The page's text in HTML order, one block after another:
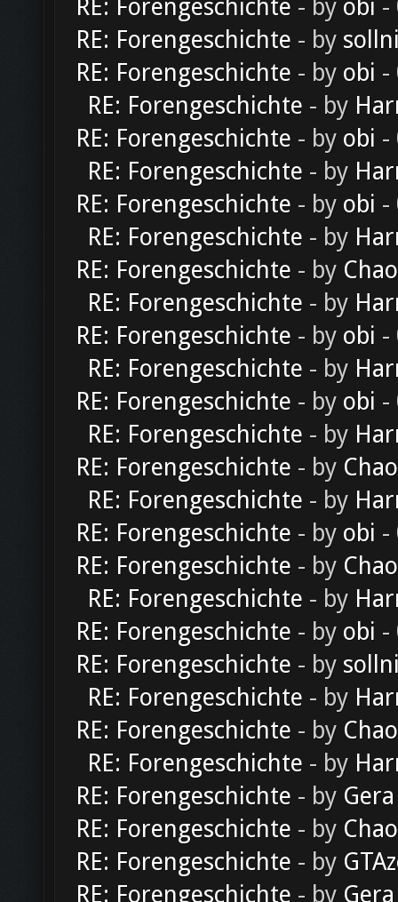
RE: Forengeschichte - by obi -
RE: Forengeschichte - by
RE: Forengeschichte - by obi -
RE: Forengeschichte - by
RE: Forengeschichte - by obi -
RE: Forengeschichte - by
RE: Forengeschichte - by obi -
RE: Forengeschichte - by
RE: Forengeschichte - by
RE: Forengeschichte - by
RE: Forengeschichte - by obi -
RE: Forengeschichte - by
RE: Forengeschichte - by obi -
RE: Forengeschichte - by
RE: Forengeschichte - by
RE: Forengeschichte - by
RE: Forengeschichte - by obi -
RE: Forengeschichte - by
RE: Forengeschichte - by
RE: Forengeschichte - by obi -
RE: Forengeschichte - by
RE: Forengeschichte - by
RE: Forengeschichte - by
RE: Forengeschichte - by
RE: Forengeschichte - by Gera
RE: Forengeschichte - by
RE: Forengeschichte - by
RE: Forengeschichte - by Gera